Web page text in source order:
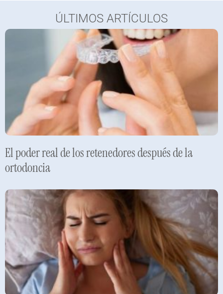
ÚLTIMOS ARTÍCULOS
El poder real de los retenedores después de la
ortodoncia